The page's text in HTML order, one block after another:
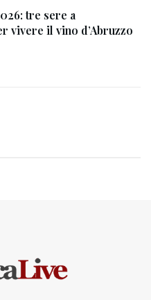
tre sere a
vivere il vino d’Abruzzo